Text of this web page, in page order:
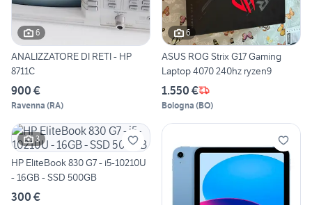
6
ANALIZZATORE DI RETI - HP
8711C
900 €
Ravenna (RA)
6
ASUS ROG Strix G17 Gaming
Laptop 4070 240hz ryzen9
1.550 €
Bologna (BO)
3
HP EliteBook 830 G7 - i5-10210U
- 16GB - SSD 500GB
300 €